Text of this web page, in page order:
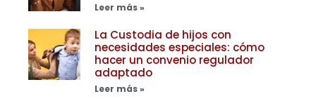
Leer más »
La Custodia de hijos con
necesidades especiales: cómo
hacer un convenio regulador
adaptado
Leer más »